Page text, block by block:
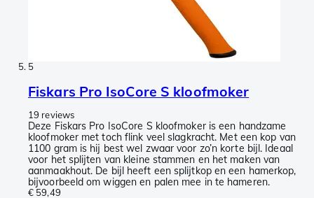
5
Fiskars Pro IsoCore S kloofmoker
19 reviews
Deze Fiskars Pro IsoCore S kloofmoker is een handzame
kloofmoker met toch flink veel slagkracht. Met een kop van
1100 gram is hij best wel zwaar voor zo’n korte bijl. Ideaal
voor het splijten van kleine stammen en het maken van
aanmaakhout. De bijl heeft een splijtkop en een hamerkop,
bijvoorbeeld om wiggen en palen mee in te hameren.
€ 59,49